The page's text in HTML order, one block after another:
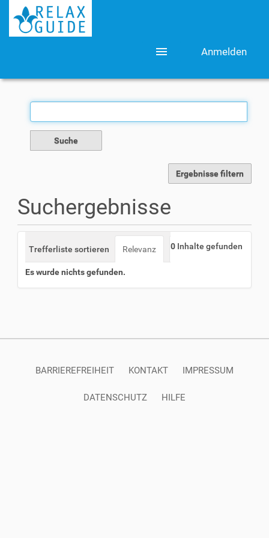
menu Anmelden
Ergebnisse filtern
Suchergebnisse
0 Inhalte gefunden
Trefferliste sortieren Relevanz Datum (neueste zuerst)
Es wurde nichts gefunden.
BARRIEREFREIHEIT KONTAKT IMPRESSUM
DATENSCHUTZ HILFE